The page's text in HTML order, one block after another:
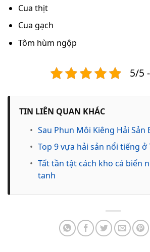
Cua thịt
Cua gạch
Tôm hùm ngộp
5/5
TIN LIÊN QUAN KHÁC
• Sau Phun Môi Kiêng Hải Sản
• Top 9 vựa hải sản nổi tiếng ở
• Tất tần tật cách kho cá biển
tanh